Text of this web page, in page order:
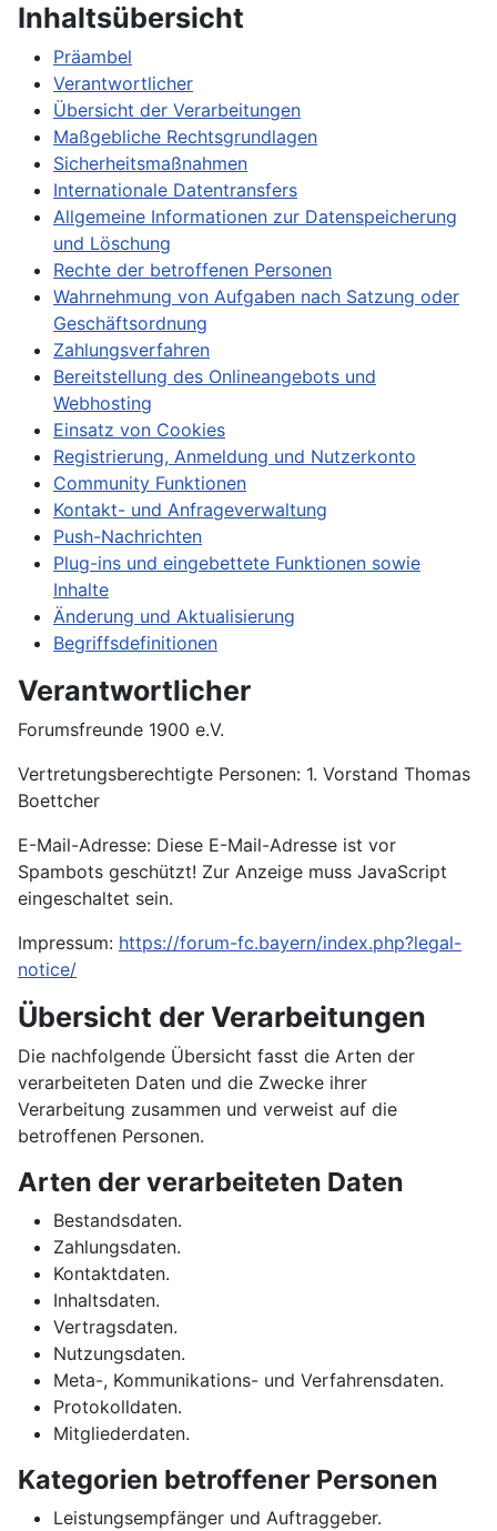
Inhaltsübersicht
Präambel
Verantwortlicher
Übersicht der Verarbeitungen
Maßgebliche Rechtsgrundlagen
Sicherheitsmaßnahmen
Internationale Datentransfers
Allgemeine Informationen zur Datenspeicherung
und Löschung
Rechte der betroffenen Personen
Wahrnehmung von Aufgaben nach Satzung oder
Geschäftsordnung
Zahlungsverfahren
Bereitstellung des Onlineangebots und
Webhosting
Einsatz von Cookies
Registrierung, Anmeldung und Nutzerkonto
Community Funktionen
Kontakt- und Anfrageverwaltung
Push-Nachrichten
Plug-ins und eingebettete Funktionen sowie
Inhalte
Änderung und Aktualisierung
Begriffsdefinitionen
Verantwortlicher
Forumsfreunde 1900 e.V.
Vertretungsberechtigte Personen: 1. Vorstand Thomas
Boettcher
E-Mail-Adresse: Diese E-Mail-Adresse ist vor
Spambots geschützt! Zur Anzeige muss JavaScript
eingeschaltet sein.
Impressum: https://forum-fc.bayern/index.php?legal-
notice/
Übersicht der Verarbeitungen
Die nachfolgende Übersicht fasst die Arten der
verarbeiteten Daten und die Zwecke ihrer
Verarbeitung zusammen und verweist auf die
betroffenen Personen.
Arten der verarbeiteten Daten
Bestandsdaten.
Zahlungsdaten.
Kontaktdaten.
Inhaltsdaten.
Vertragsdaten.
Nutzungsdaten.
Meta-, Kommunikations- und Verfahrensdaten.
Protokolldaten.
Mitgliederdaten.
Kategorien betroffener Personen
Leistungsempfänger und Auftraggeber.